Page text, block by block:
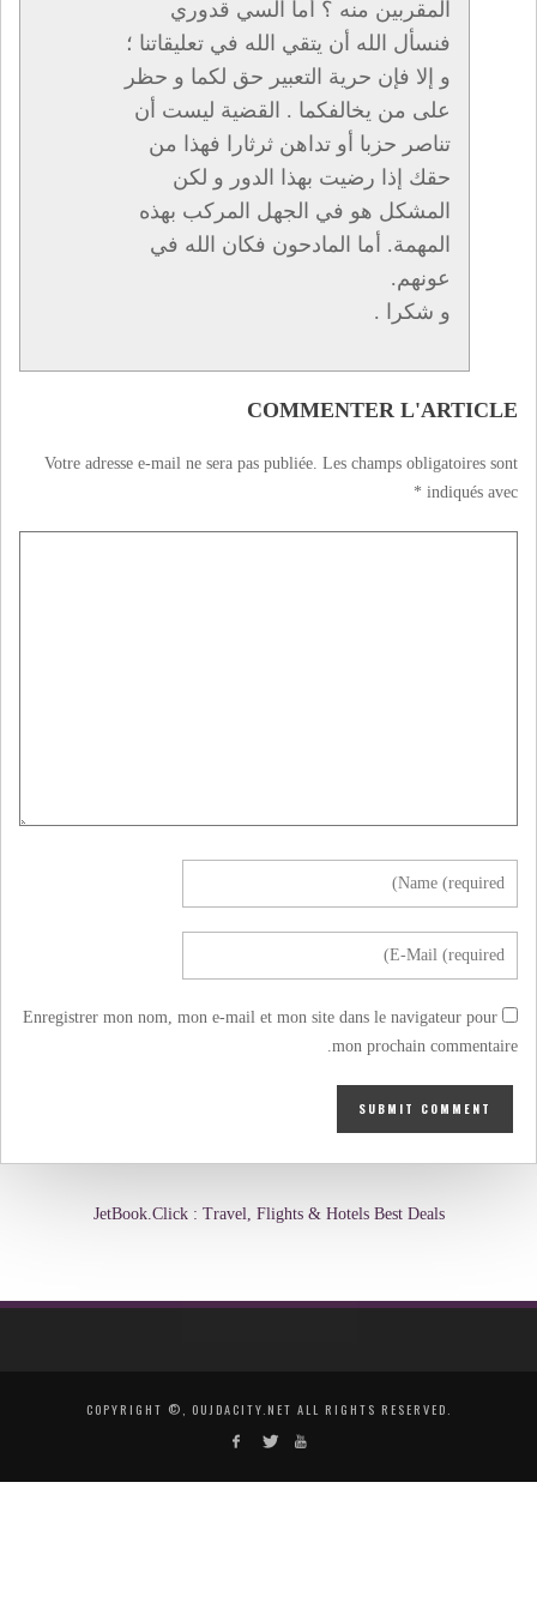
المقربين منه ؟ أما السي قدوري
فنسأل الله أن يتقي الله في تعليقاتنا ؛
و إلا فإن حرية التعبير حق لكما و حظر
على من يخالفكما . القضية ليست أن
تناصر حزبا أو تداهن ثرثارا فهذا من
حقك إذا رضيت بهذا الدور و لكن
المشكل هو في الجهل المركب بهذه
المهمة. أما المادحون فكان الله في
عونهم.
و شكرا .
COMMENTER L'ARTICLE
Votre adresse e-mail ne sera pas publiée. Les champs obligatoires sont
indiqués avec
*
Enregistrer mon nom, mon e-mail et mon site dans le navigateur pour
mon prochain commentaire.
JetBook.Click : Travel, Flights & Hotels Best Deals
COPYRIGHT ©, OUJDACITY.NET ALL RIGHTS RESERVED.